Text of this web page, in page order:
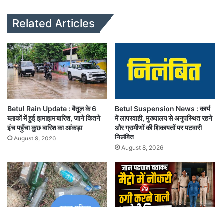
Related Articles
Betul Rain Update : बैतूल के 6
ब्लाकों में हुई झमाझम बारिश, जाने कितने
इंच पहुँचा कुछ बारिश का आंकड़ा
August 9, 2026
Betul Suspension News : कार्य
में लापरवाही, मुख्यालय से अनुपस्थित रहने
और ग्रामीणों की शिकायतों पर पटवारी
निलंबित
August 8, 2026